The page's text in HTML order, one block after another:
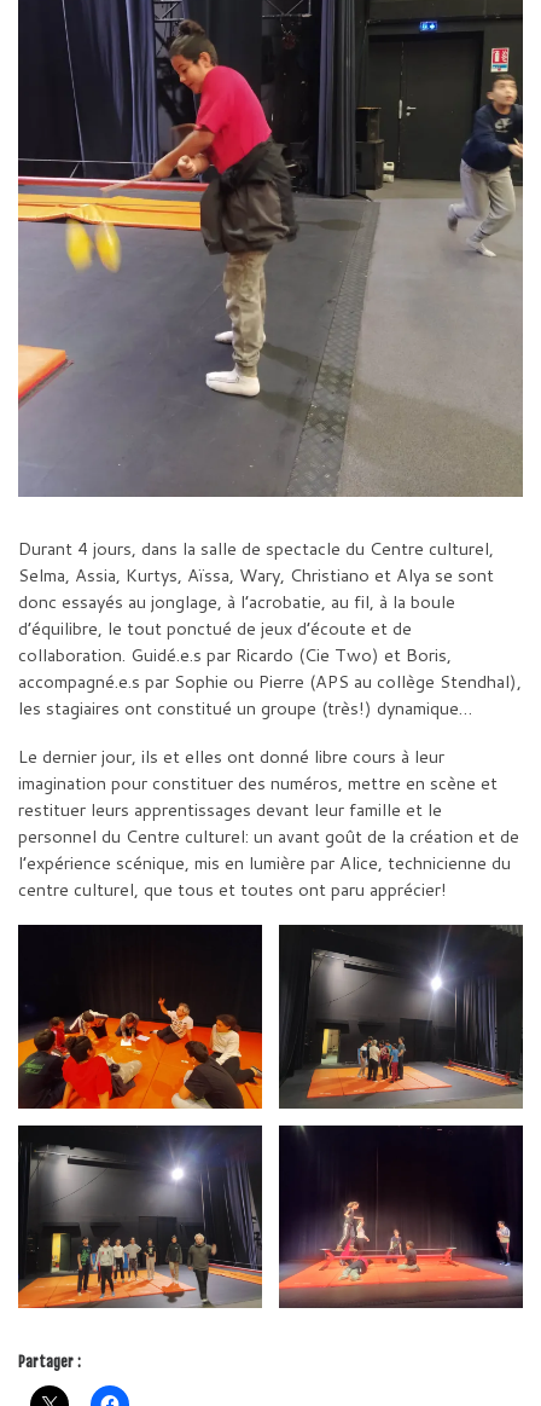
Durant 4 jours, dans la salle de spectacle du Centre culturel,
Selma, Assia, Kurtys, Aïssa, Wary, Christiano et Alya se sont
donc essayés au jonglage, à l’acrobatie, au fil, à la boule
d’équilibre, le tout ponctué de jeux d’écoute et de
collaboration. Guidé.e.s par Ricardo (Cie Two) et Boris,
accompagné.e.s par Sophie ou Pierre (APS au collège Stendhal),
les stagiaires ont constitué un groupe (très!) dynamique…
Le dernier jour, ils et elles ont donné libre cours à leur
imagination pour constituer des numéros, mettre en scène et
restituer leurs apprentissages devant leur famille et le
personnel du Centre culturel: un avant goût de la création et de
l’expérience scénique, mis en lumière par Alice, technicienne du
centre culturel, que tous et toutes ont paru apprécier!
Partager :